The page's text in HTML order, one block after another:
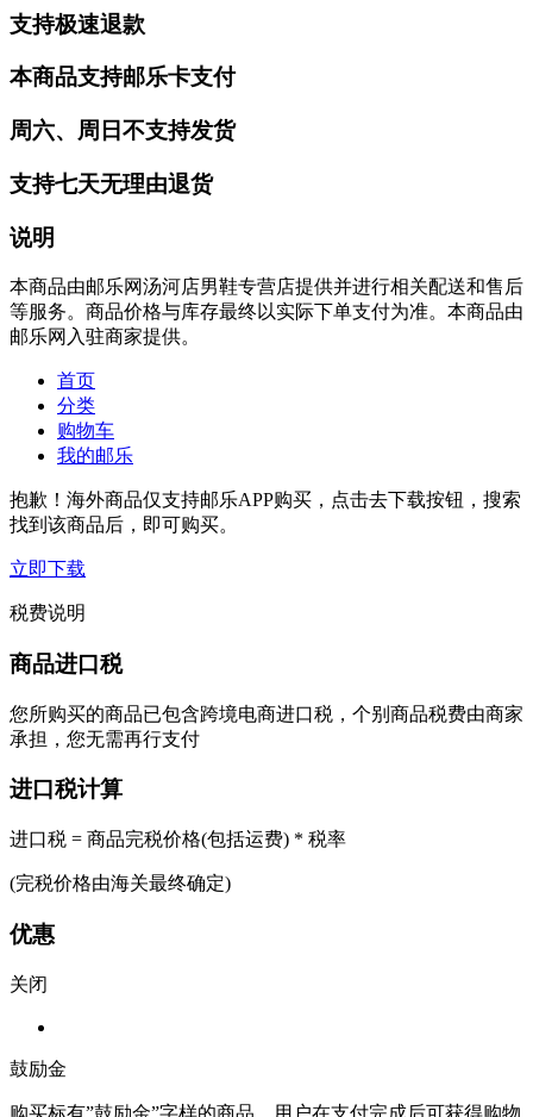
支持极速退款
本商品支持邮乐卡支付
周六、周日不支持发货
支持七天无理由退货
说明
本商品由邮乐网汤河店男鞋专营店提供并进行相关配送和售后
等服务。商品价格与库存最终以实际下单支付为准。本商品由
邮乐网入驻商家提供。
首页
分类
购物车
我的邮乐
抱歉！海外商品仅支持邮乐APP购买，点击去下载按钮，搜索
找到该商品后，即可购买。
立即下载
税费说明
商品进口税
您所购买的商品已包含跨境电商进口税，个别商品税费由商家
承担，您无需再行支付
进口税计算
进口税 = 商品完税价格(包括运费) * 税率
(完税价格由海关最终确定)
优惠
关闭
鼓励金
购买标有”鼓励金”字样的商品，用户在支付完成后可获得购物